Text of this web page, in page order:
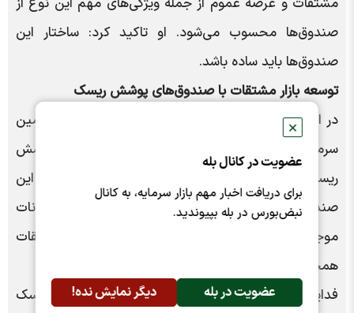
✕
عضویت در کانال بله
برای دریافت اخبار مهم بازار سرمایه، به کانال
نبض‌بورس در بله بپیوندید.
عضویت در بله دیگر نمایش نده!
صندوق‌ها محسوب می‌شود. او تاکید کرد: ساختار این
صندوق‌ها باید ساده باشد.
توسعه بازار مشتقات با صندوق‌های پوشش ریسک
در ادامه این پنل تخصصی، میثم فدایی، مدیر عامل تامین
سرمایه دماوند نیز با تاکید براین‌که صندوق‌های پوشش
ریسک( hedge fund) دارای کارمزد ثابت هستند ، گفت: این
صندوق‌ها از سال ۱۹۹۷ وارد بازار شدند. با توجه به نوسانات
موجود و افزایش انحراف معیار بازار سرمایه، بازار مشتقات
همچنان برای سرمایه‌گذاری جذاب است.
فدایی در عین حال توضیح داد: صندوق‌های پوشش ریسک